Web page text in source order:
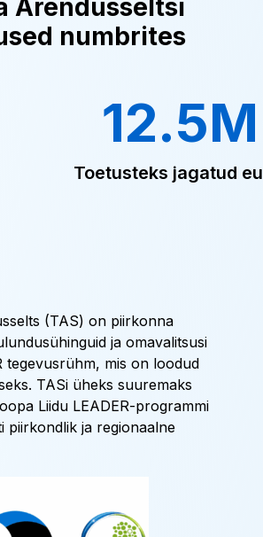
Arendusseltsi
numbrites
12.5M
Toetusteks jagatud
(TAS) on piirkonna
ja omavalitsusi
tegevusrühm, mis on loodud
TASi üheks suuremaks
Liidu LEADER-programmi
piirkondlik ja regionaalne